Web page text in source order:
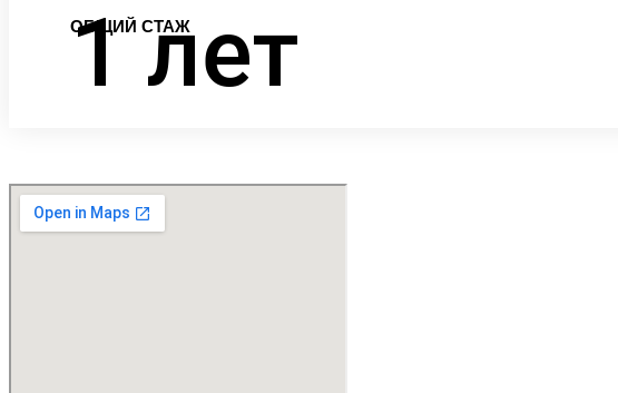
ОБЩИЙ СТАЖ
1 лет